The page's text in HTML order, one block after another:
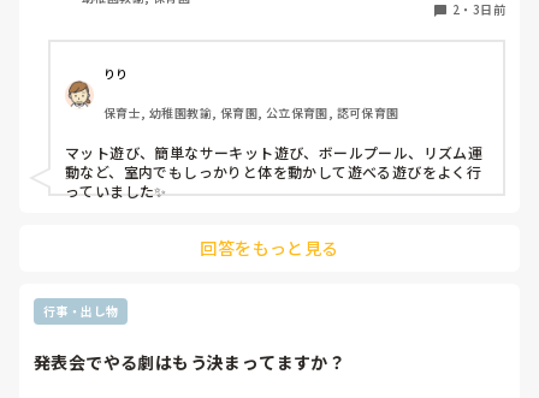
2 ・ 3日前
りり
保育士, 幼稚園教諭, 保育園, 公立保育園, 認可保育園
マット遊び、簡単なサーキット遊び、ボールプール、リズム運
動など、室内でもしっかりと体を動かして遊べる遊びをよく行
っていました✨
回答をもっと見る
行事・出し物
発表会でやる劇はもう決まってますか？